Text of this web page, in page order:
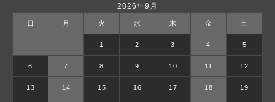
2026年9月
日 月 火 水 木 金 土
1 2 3 4 5
6 7 8 9 10 11 12
13 14 15 16 17 18 19